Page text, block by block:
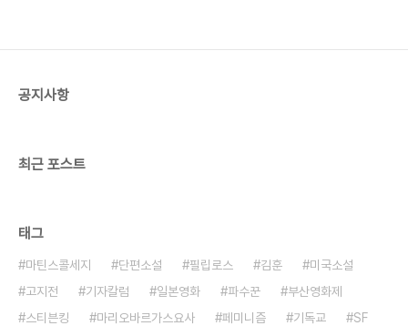
들..
공지사항
최근 포스트
태그
마틴스콜세지 단편소설 필립로스 김훈
미국소설
고지전
기자칼럼 일본영화 파수꾼
부산영화제
스티븐킹
마리오바르가스요사 페미니즘 기독교
SF